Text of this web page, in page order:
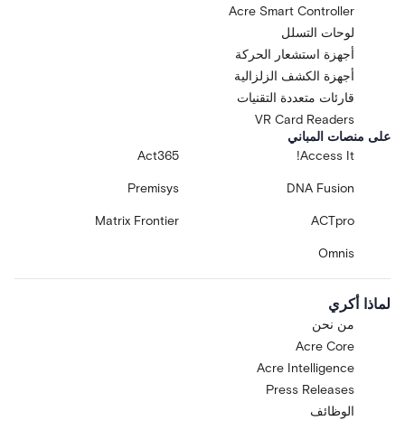
Acre Smart Controller
لوحات التسلل
أجهزة استشعار الحركة
أجهزة الكشف الزلزالية
قارئات متعددة التقنيات
VR Card Readers
على منصات المباني
Access It!
Act365
DNA Fusion
Premisys
ACTpro
Matrix Frontier
Omnis
لماذا أكري
من نحن
Acre Core
Acre Intelligence
Press Releases
الوظائف